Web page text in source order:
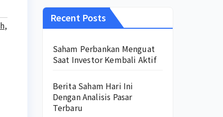
,
Recent Posts
Saham Perbankan Menguat
Saat Investor Kembali Aktif
Berita Saham Hari Ini
Dengan Analisis Pasar
Terbaru